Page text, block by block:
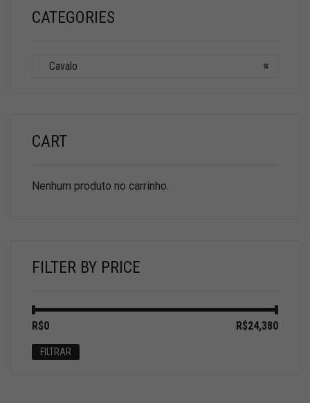
CATEGORIES
×
Cavalo
CART
Nenhum produto no carrinho.
FILTER BY PRICE
Preço
Preço
FILTRAR
R$0 R$24,380